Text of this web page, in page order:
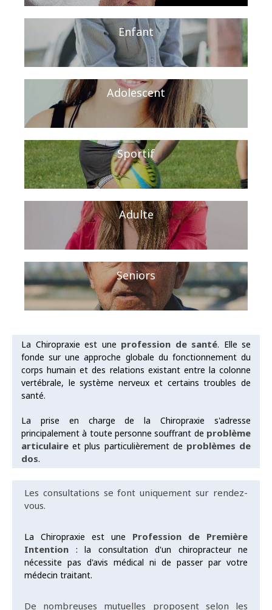
Enfant
Adolescent
Sportif
Adulte
Seniors
La Chiropraxie est une profession de santé. Elle se
fonde sur une approche globale du fonctionnement du
corps humain et des relations existant entre la colonne
vertébrale, le système nerveux et certains troubles de
santé.
La prise en charge de la Chiropraxie s'adresse
principalement à toute personne souffrant de problème
articulaireet plus particulièrement de problèmes de
dos.
Les consultations se font uniquement sur rendez-
vous.
La Chiropraxie est une Profession de Première
Intention : la consultation d'un chiropracteur ne
nécessite pas d'avis médical ni de passer par votre
médecin traitant.
De nombreuses mutuelles proposent selon les